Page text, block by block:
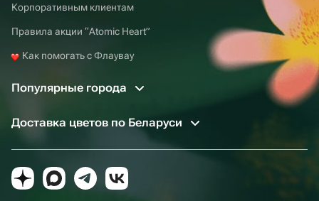
Корпоративным клиентам
Правила акции “Atomic Heart”
Как помогать с Флаувау
Популярные города
Доставка цветов по Беларуси